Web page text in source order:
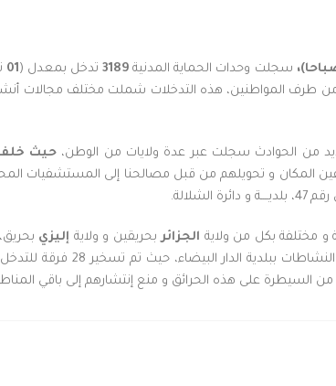
سجلت وحدات الحماية المدنية 3189 تدخل بمعدل (01
طرف المواطنين، هذه التدخلات شملت مختلف مجالات
من الحوادث سجلت عبر عدة ولايات من الوطن،
عين المكان و تحويلهم من قبل مصالحنا إلى المستشفيات
و مختلفة بكل من ولاية الجزائربحريقين و ولاية إليزي